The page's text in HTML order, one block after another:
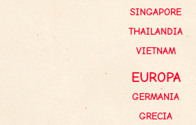
SINGAPORE
THAILANDIA
VIETNAM
EUROPA
GERMANIA
GRECIA